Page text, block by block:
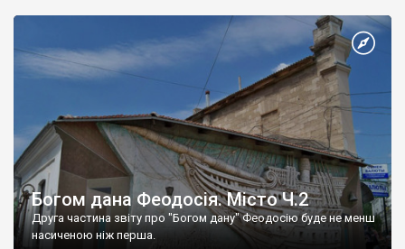
Богом дана Феодосія. Місто Ч.2
Друга частина звіту про "Богом дану" Феодосію буде не менш
насиченою ніж перша.